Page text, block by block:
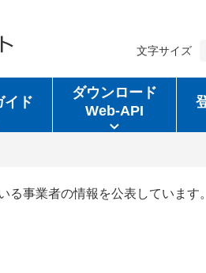
文字サイズ
イド
ダウンロード
Web-API
事業者の情報を公表しています。